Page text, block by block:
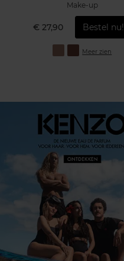
Make-up
€ 27,90 Bestel nu!
Meer zien